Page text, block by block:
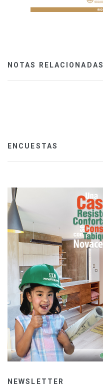
NOTAS RELACIONADAS
ENCUESTAS
NEWSLETTER